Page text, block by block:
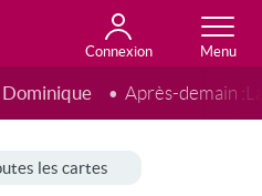
Connexion
Après-demain :
les cartes